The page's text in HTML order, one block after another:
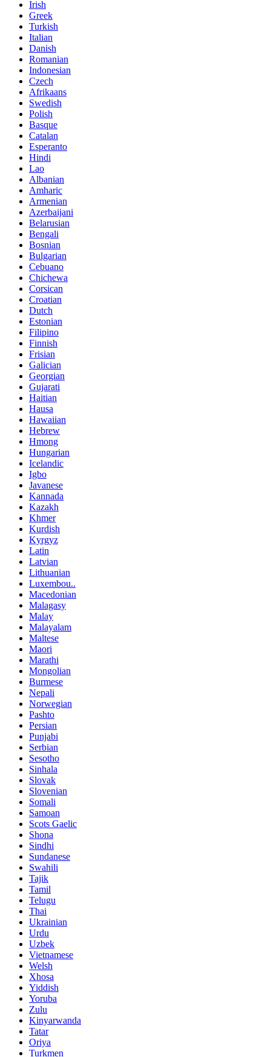
Irish
Greek
Turkish
Italian
Danish
Romanian
Indonesian
Czech
Afrikaans
Swedish
Polish
Basque
Catalan
Esperanto
Hindi
Lao
Albanian
Amharic
Armenian
Azerbaijani
Belarusian
Bengali
Bosnian
Bulgarian
Cebuano
Chichewa
Corsican
Croatian
Dutch
Estonian
Filipino
Finnish
Frisian
Galician
Georgian
Gujarati
Haitian
Hausa
Hawaiian
Hebrew
Hmong
Hungarian
Icelandic
Igbo
Javanese
Kannada
Kazakh
Khmer
Kurdish
Kyrgyz
Latin
Latvian
Lithuanian
Luxembou..
Macedonian
Malagasy
Malay
Malayalam
Maltese
Maori
Marathi
Mongolian
Burmese
Nepali
Norwegian
Pashto
Persian
Punjabi
Serbian
Sesotho
Sinhala
Slovak
Slovenian
Somali
Samoan
Scots Gaelic
Shona
Sindhi
Sundanese
Swahili
Tajik
Tamil
Telugu
Thai
Ukrainian
Urdu
Uzbek
Vietnamese
Welsh
Xhosa
Yiddish
Yoruba
Zulu
Kinyarwanda
Tatar
Oriya
Turkmen